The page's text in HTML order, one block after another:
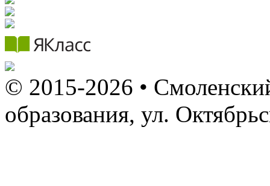
© 2015-2026 •
образования, ул.